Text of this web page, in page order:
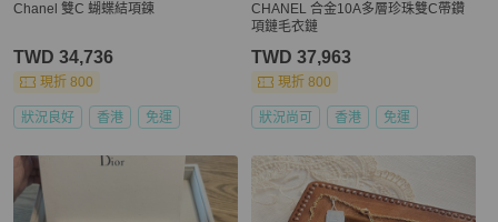
Chanel 雙C 蝴蝶結項鍊
TWD 34,736
現折 800
狀況良好 香港 免運
CHANEL 合金10A多層珍珠雙C帶鑽
項鏈毛衣鏈
TWD 37,963
現折 800
狀況尚可 香港 免運